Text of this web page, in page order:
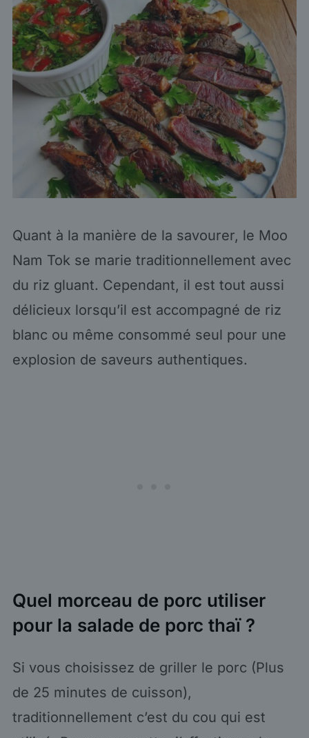
Quant à la manière de la savourer, le Moo
Nam Tok se marie traditionnellement avec
du riz gluant. Cependant, il est tout aussi
délicieux lorsqu’il est accompagné de riz
blanc ou même consommé seul pour une
explosion de saveurs authentiques.
Quel morceau de porc utiliser
pour la salade de porc thaï ?
Si vous choisissez de griller le porc (Plus
de 25 minutes de cuisson),
traditionnellement c’est du cou qui est